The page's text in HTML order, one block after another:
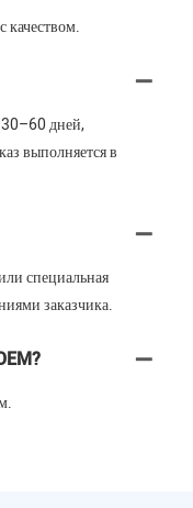
качеством.
30–60 дней,
выполняется в
специальная
заказчика.